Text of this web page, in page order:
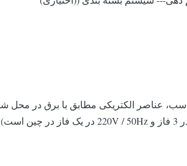
عناصر الکتریکی مطابق با برق در